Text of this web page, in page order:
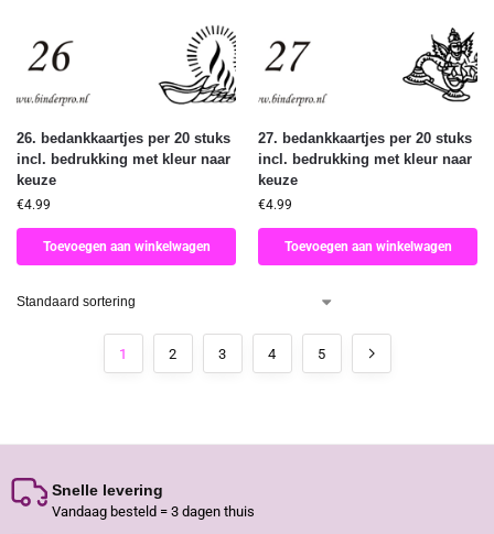
26. bedankkaartjes per 20 stuks
incl. bedrukking met kleur naar
keuze
€4.99
Toevoegen aan winkelwagen
27. bedankkaartjes per 20 stuks
incl. bedrukking met kleur naar
keuze
€4.99
Toevoegen aan winkelwagen
1 2 3 4 5
Snelle levering
Vandaag besteld = 3 dagen thuis